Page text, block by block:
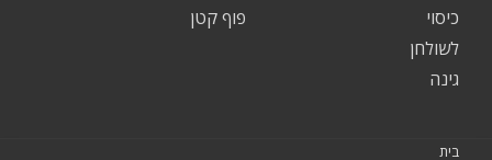
פוף קטן
כיסוי
לשולחן
גינה
בית